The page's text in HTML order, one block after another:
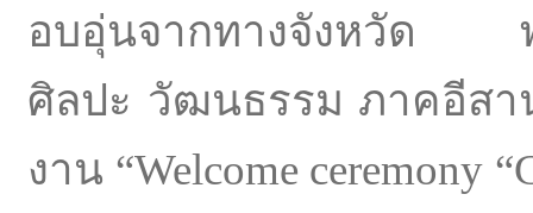
อบอุ่นจากทางจังหวัด พ
ศิลปะ วัฒนธรรม ภาคอีสา
งาน “Welcome ceremony